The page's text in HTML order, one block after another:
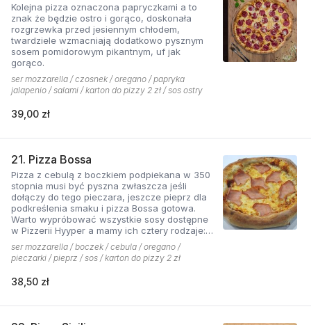
Kolejna pizza oznaczona papryczkami a to
znak że będzie ostro i gorąco, doskonała
rozgrzewka przed jesiennym chłodem,
twardziele wzmacniają dodatkowo pysznym
sosem pomidorowym pikantnym, uf jak
gorąco.
ser mozzarella / czosnek / oregano / papryka
jalapenio / salami / karton do pizzy 2 zł / sos ostry
39,00 zł
21. Pizza Bossa
Pizza z cebulą z boczkiem podpiekana w 350
stopnia musi być pyszna zwłaszcza jeśli
dołączy do tego pieczara, jeszcze pieprz dla
podkreślenia smaku i pizza Bossa gotowa.
Warto wypróbować wszystkie sosy dostępne
w Pizzerii Hyyper a mamy ich cztery rodzaje:
pomidorowy łagodny, pomidorowy pikantny,
jogurtowo-czosnkowy oraz sos słodko-
kwaśny , każdy niepowtarzalny w smaku.
ser mozzarella / boczek / cebula / oregano /
pieczarki / pieprz / sos / karton do pizzy 2 zł
38,50 zł